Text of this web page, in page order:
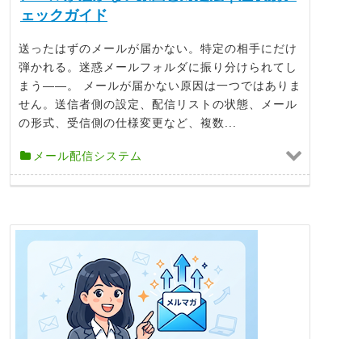
ェックガイド
送ったはずのメールが届かない。特定の相手にだけ
弾かれる。迷惑メールフォルダに振り分けられてし
まう——。 メールが届かない原因は一つではありま
せん。送信者側の設定、配信リストの状態、メール
の形式、受信側の仕様変更など、複数...
メール配信システム